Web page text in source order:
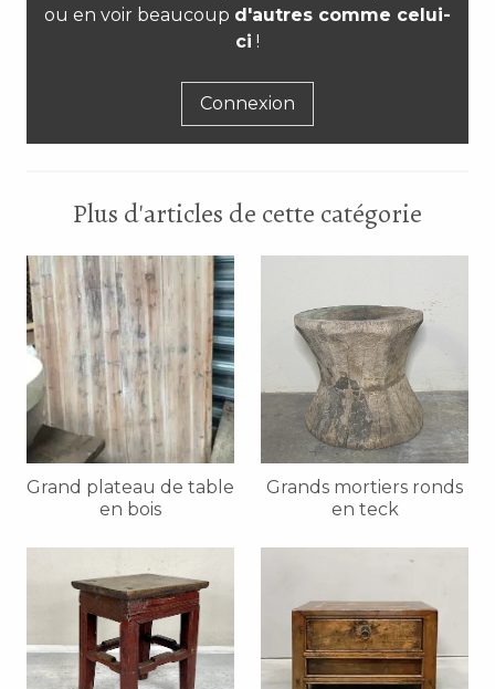
ou en voir beaucoup d'autres comme celui-
ci !
Connexion
Plus d'articles de cette catégorie
Grand plateau de table
en bois
Grands mortiers ronds
en teck